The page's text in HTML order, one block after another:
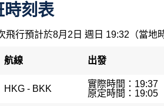
時刻表
飛行預計於8月2日 週日 19:32（當地
航線 出發
HKG - BKK
實際時間：19:37
原定時間：19:05